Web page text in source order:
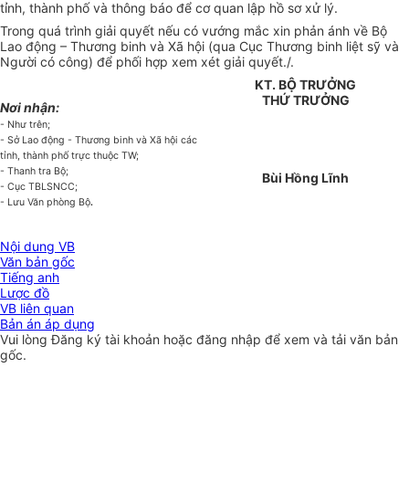
tỉnh, thành phố và thông báo để cơ quan lập hồ sơ xử lý.
Trong quá trình giải quyết nếu có vướng mắc xin phản ánh về Bộ
Lao động – Thương binh và Xã hội (qua Cục Thương binh liệt sỹ và
Người có công) để phối hợp xem xét giải quyết./.
Nơi nhận:
- Như trên;
- Sở Lao động - Thương binh và Xã hội các
tỉnh, thành phố trực thuộc TW;
- Thanh tra Bộ;
- Cục TBLSNCC;
- Lưu Văn phòng Bộ.
KT. BỘ TRƯỞNG
THỨ TRƯỞNG
Bùi Hồng Lĩnh
Nội dung VB
Văn bản gốc
Tiếng anh
Lược đồ
VB liên quan
Bản án áp dụng
Vui lòngĐăng ký tài khoản hoặc đăng nhập để xem và tải văn bản
gốc.